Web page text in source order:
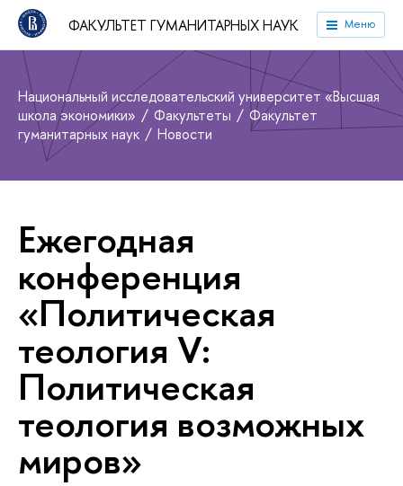
ФАКУЛЬТЕТ ГУМАНИТАРНЫХ НАУК Меню
Национальный исследовательский университет «Высшая
школа экономики»
Факультеты
Факультет
гуманитарных наук
Новости
Ежегодная
конференция
«Политическая
теология V:
Политическая
теология возможных
миров»